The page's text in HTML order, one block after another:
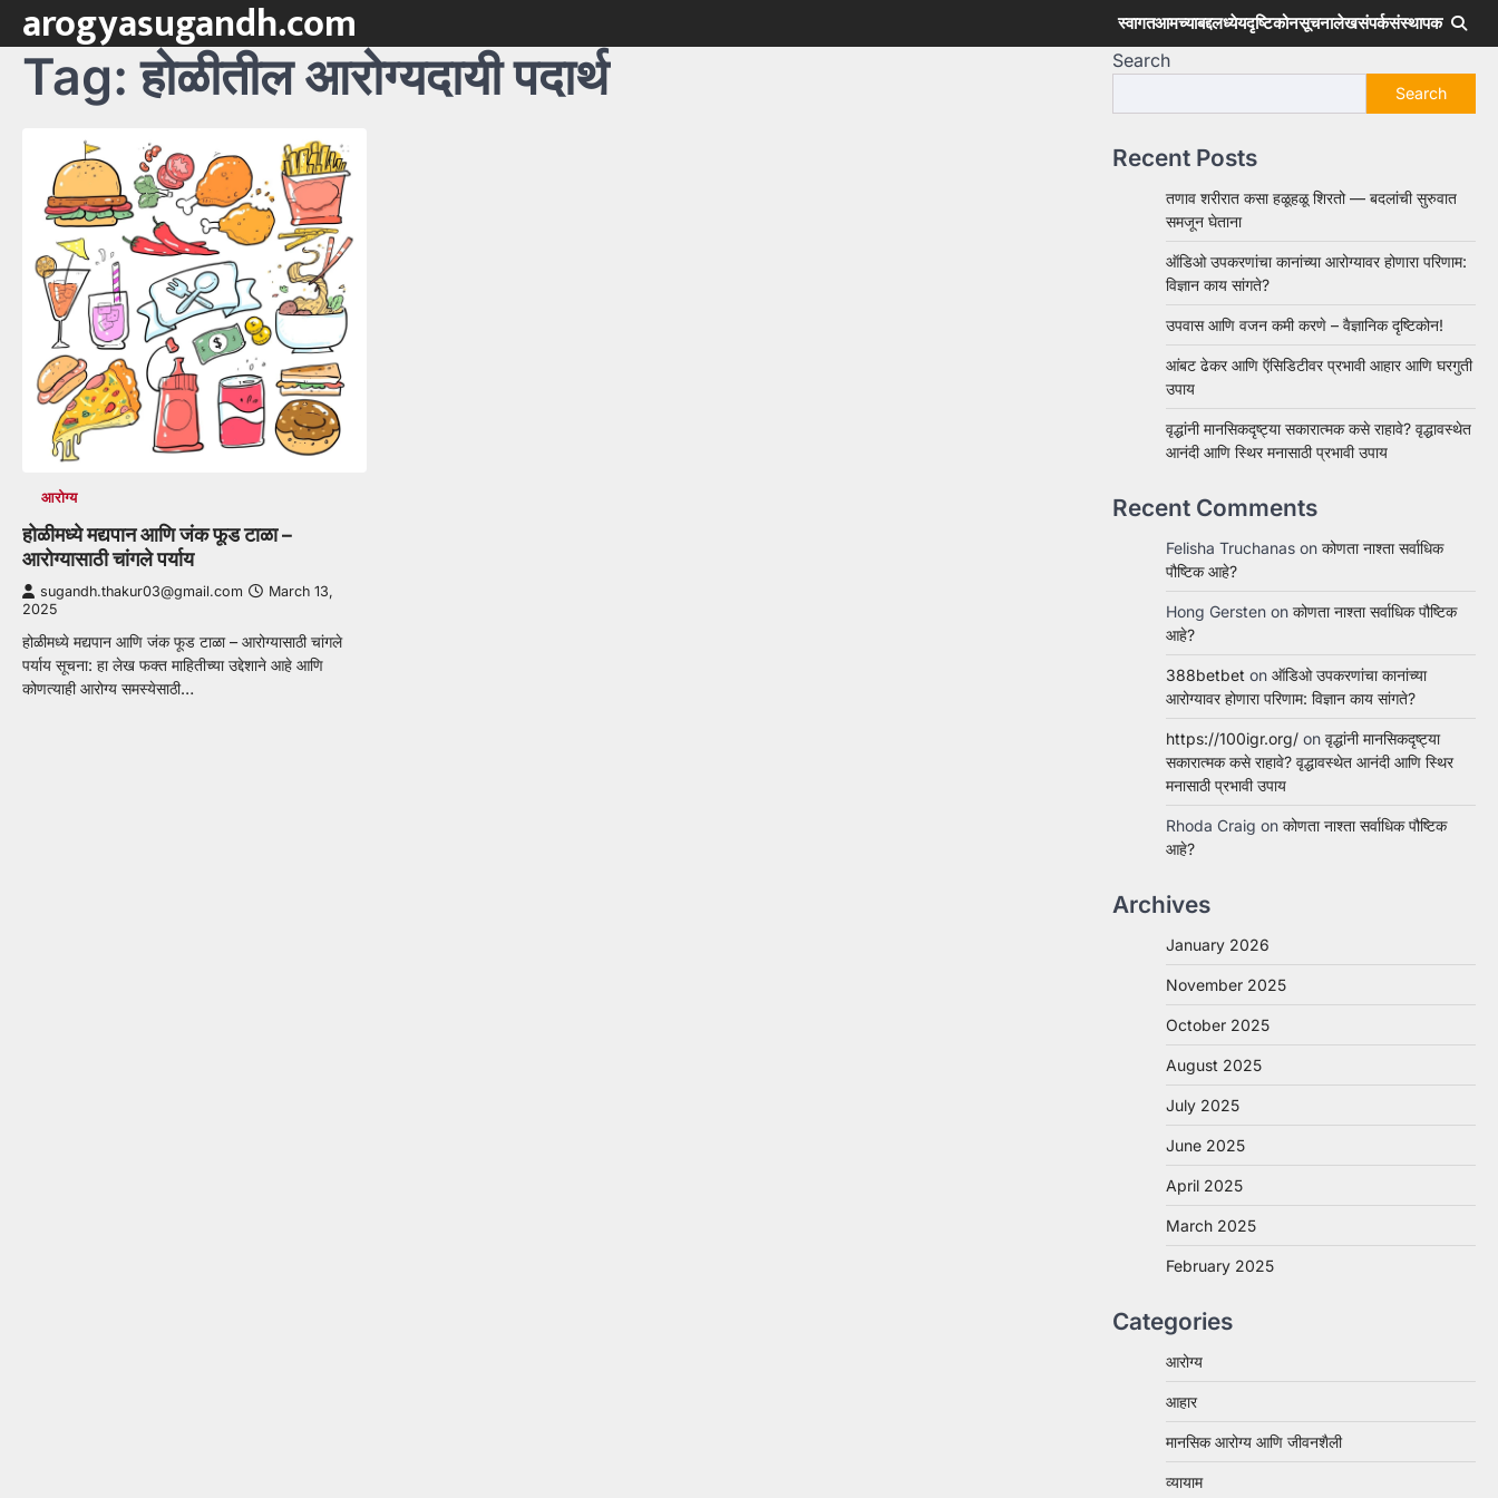
Skip
content
arogyasugandh.com स्वागतआमच्याबद्दलध्येयदृष्टिकोनसूचनालेखसंपर्कसंस्थापक
Tag:होळीतील आरोग्यदायी पदार्थ
आरोग्य
होळीमध्ये मद्यपान आणि जंक फूड टाळा –
आरोग्यासाठी चांगले पर्याय
sugandh.thakur03@gmail.com
March 13,
2025
होळीमध्ये मद्यपान आणि जंक फूड टाळा – आरोग्यासाठी चांगले
पर्याय सूचना: हा लेख फक्त माहितीच्या उद्देशाने आहे आणि
कोणत्याही आरोग्य समस्येसाठी…
Search
Search
Recent Posts
तणाव शरीरात कसा हळूहळू शिरतो — बदलांची सुरुवात
समजून घेताना
ऑडिओ उपकरणांचा कानांच्या आरोग्यावर होणारा परिणाम:
विज्ञान काय सांगते?
उपवास आणि वजन कमी करणे – वैज्ञानिक दृष्टिकोन!
आंबट ढेकर आणि ऍसिडिटीवर प्रभावी आहार आणि घरगुती
उपाय
वृद्धांनी मानसिकदृष्ट्या सकारात्मक कसे राहावे? वृद्धावस्थेत
आनंदी आणि स्थिर मनासाठी प्रभावी उपाय
Recent Comments
Felisha Truchanas on कोणता नाश्ता सर्वाधिक
पौष्टिक आहे?
Hong Gersten on कोणता नाश्ता सर्वाधिक पौष्टिक
आहे?
388betbet on ऑडिओ उपकरणांचा कानांच्या
आरोग्यावर होणारा परिणाम: विज्ञान काय सांगते?
https://100igr.org/ on वृद्धांनी मानसिकदृष्ट्या
सकारात्मक कसे राहावे? वृद्धावस्थेत आनंदी आणि स्थिर
मनासाठी प्रभावी उपाय
Rhoda Craig on कोणता नाश्ता सर्वाधिक पौष्टिक
आहे?
Archives
January 2026
November 2025
October 2025
August 2025
July 2025
June 2025
April 2025
March 2025
February 2025
Categories
आरोग्य
आहार
मानसिक आरोग्य आणि जीवनशैली
व्यायाम